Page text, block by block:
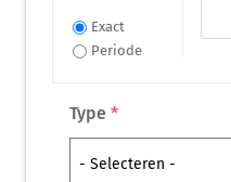
Exact
Periode
Type *